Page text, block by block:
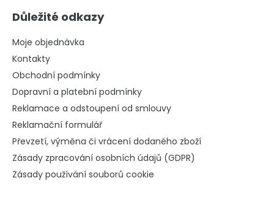
Důležité odkazy
Moje objednávka
Kontakty
Obchodní podmínky
Dopravní a platební podmínky
Reklamace a odstoupení od smlouvy
Reklamační formulář
Převzetí, výměna či vrácení dodaného zboží
Zásady zpracování osobních údajů (GDPR)
Zásady používání souborů cookie